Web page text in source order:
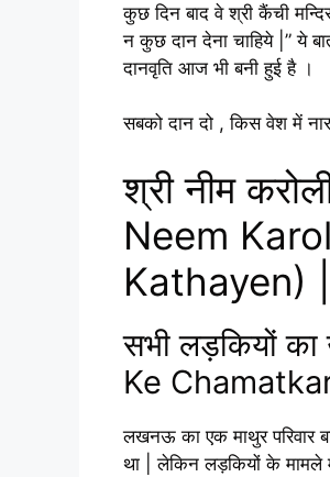
कुछ दिन बाद वे श्री कैंची
न कुछ दान देना चाहिये |” ये
दानवृति आज भी बनी हुई है ।
सबको दान दो , किस वेश में
श्री नीम
Neem
Kathayen)
सभी लड़कियों
Ke
लखनऊ का एक माथुर परिवार
था | लेकिन लड़कियों के मामले में